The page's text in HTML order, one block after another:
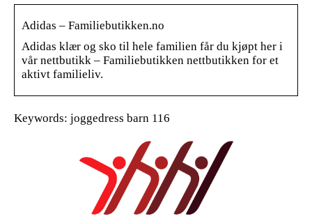
Adidas – Familiebutikken.no
Adidas klær og sko til hele familien får du kjøpt her i
vår nettbutikk – Familiebutikken nettbutikken for et
aktivt familieliv.
Keywords: joggedress barn 116